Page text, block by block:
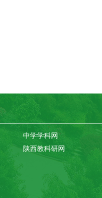
中学学科网
陕西教科研网